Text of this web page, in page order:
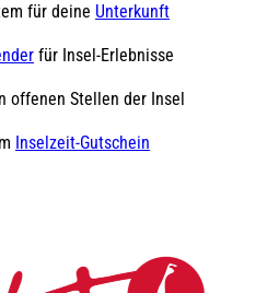
für deine Unterkunft
für Insel-Erlebnisse
offenen Stellen der Insel
Inselzeit-Gutschein